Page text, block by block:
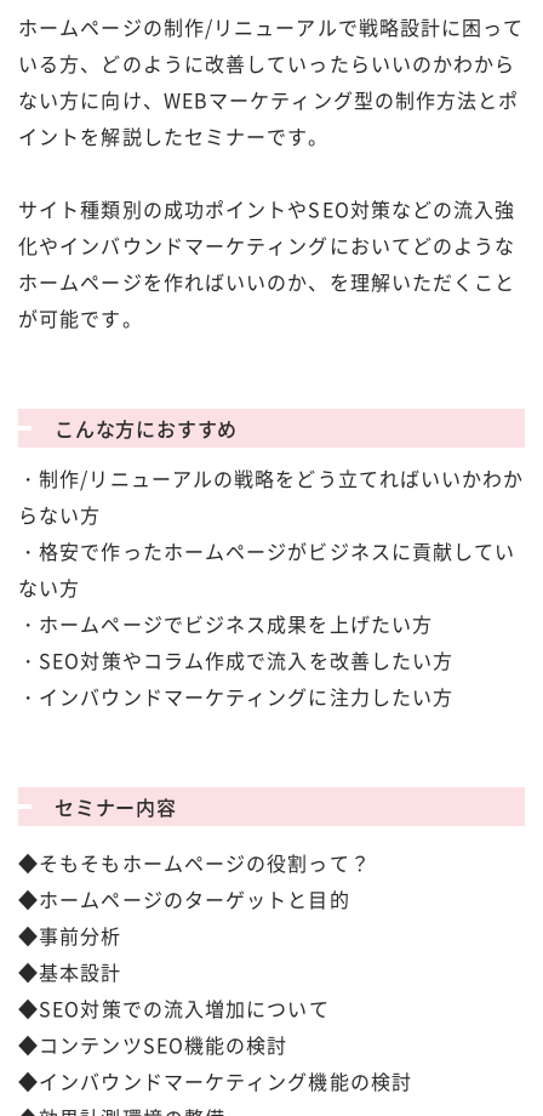
ホームページの制作/リニューアルで戦略設計に困って
いる方、どのように改善していったらいいのかわから
ない方に向け、WEBマーケティング型の制作方法とポ
イントを解説したセミナーです。
サイト種類別の成功ポイントやSEO対策などの流入強
化やインバウンドマーケティングにおいてどのような
ホームページを作ればいいのか、を理解いただくこと
が可能です。
こんな方におすすめ
・制作/リニューアルの戦略をどう立てればいいかわか
らない方
・格安で作ったホームページがビジネスに貢献してい
ない方
・ホームページでビジネス成果を上げたい方
・SEO対策やコラム作成で流入を改善したい方
・インバウンドマーケティングに注力したい方
セミナー内容
◆そもそもホームページの役割って？
◆ホームページのターゲットと目的
◆事前分析
◆基本設計
◆SEO対策での流入増加について
◆コンテンツSEO機能の検討
◆インバウンドマーケティング機能の検討